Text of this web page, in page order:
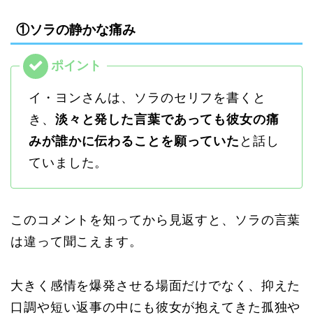
①ソラの静かな痛み
イ・ヨンさんは、ソラのセリフを書くと
き、 淡々と発した言葉であっても彼女の痛
みが誰かに伝わることを願っていた と話し
ていました。
このコメントを知ってから見返すと、ソラの言葉
は違って聞こえます。
大きく感情を爆発させる場面だけでなく、抑えた
口調や短い返事の中にも彼女が抱えてきた孤独や